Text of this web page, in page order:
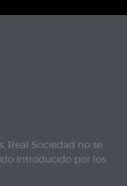
Real Sociedad no se
introducido por los